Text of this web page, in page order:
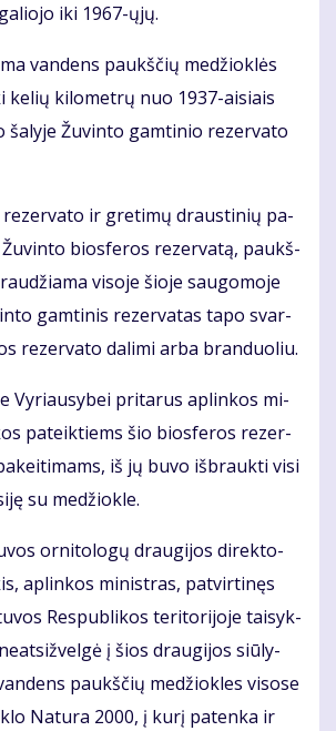
iki 1967-ųjų.
van­dens paukš­čių me­džiok­lės
ke­lių ki­lo­met­rų nuo 1937-ai­siais
ša­ly­je Žu­vin­to gam­ti­nio re­zer­va­to
re­zer­va­to ir gre­ti­mų draus­ti­nių pa­
bios­fe­ros re­zer­va­tą, paukš­
vi­so­je šio­je sau­go­mo­je
gam­ti­nis re­zer­va­tas ta­po svar­
re­zer­va­to da­li­mi ar­ba bran­duo­liu.
Vy­riau­sy­bei pri­ta­rus ap­lin­kos mi­
pa­teik­tiems šio bios­fe­ros re­zer­
iš jų bu­vo iš­brauk­ti vi­si
su me­džiok­le.
or­ni­to­lo­gų drau­gi­jos di­rek­to­
ap­lin­kos mi­nist­ras, pa­tvir­ti­nęs
Res­pub­li­kos te­ri­to­ri­jo­je tai­syk­
į šios drau­gi­jos siū­ly­
paukš­čių me­džiok­les vi­so­se
Na­tu­ra 2000, į ku­rį pa­ten­ka ir